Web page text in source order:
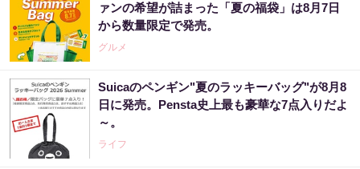
ァンの希望が詰まった「夏の福袋」は8月7日
から数量限定で発売。
グルメ
Suicaのペンギン"夏のラッキーバッグ"が8月8
日に発売。Pensta史上最も豪華な7点入りだよ
～。
ライフ